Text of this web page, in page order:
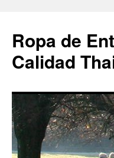
Ropa de
Calidad